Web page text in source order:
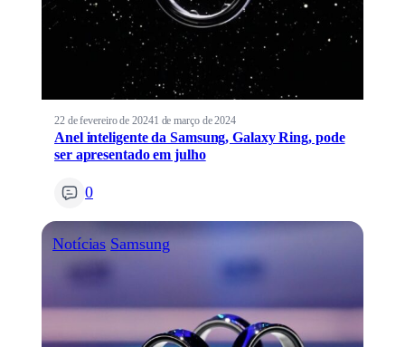
22 de fevereiro de 20241 de março de 2024
Anel inteligente da Samsung, Galaxy Ring, pode
ser apresentado em julho
0
Notícias Samsung